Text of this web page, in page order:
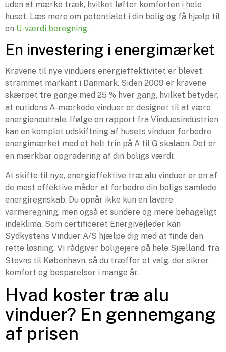
uden at mærke træk, hvilket løfter komforten i hele
huset. Læs mere om potentialet i din bolig og få hjælp til
en U-værdi beregning.
En investering i energimærket
Kravene til nye vinduers energieffektivitet er blevet
strammet markant i Danmark. Siden 2009 er kravene
skærpet tre gange med 25 % hver gang, hvilket betyder,
at nutidens A-mærkede vinduer er designet til at være
energieneutrale. Ifølge en rapport fra Vinduesindustrien
kan en komplet udskiftning af husets vinduer forbedre
energimærket med et helt trin på A til G skalaen. Det er
en mærkbar opgradering af din boligs værdi.
At skifte til nye, energieffektive træ alu vinduer er en af
de mest effektive måder at forbedre din boligs samlede
energiregnskab. Du opnår ikke kun en lavere
varmeregning, men også et sundere og mere behageligt
indeklima. Som certificeret Energivejleder kan
Sydkystens Vinduer A/S hjælpe dig med at finde den
rette løsning. Vi rådgiver boligejere på hele Sjælland, fra
Stevns til København, så du træffer et valg, der sikrer
komfort og besparelser i mange år.
Hvad koster træ alu
vinduer? En gennemgang
af prisen